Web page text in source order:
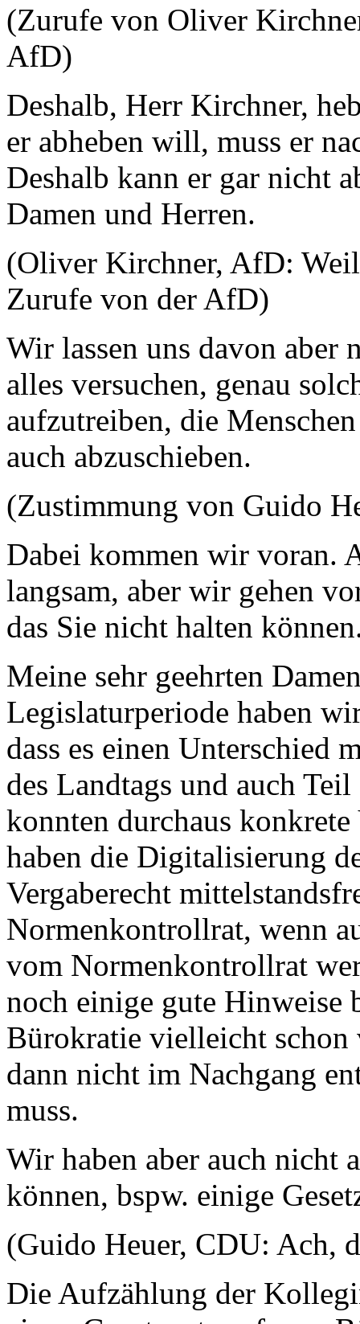
(Zurufe von Oliver
AfD)
Deshalb, Herr Kirchner,
er abheben will, muss er
Deshalb kann er gar nicht
Damen und Herren.
(Oliver Kirchner, AfD:
Zurufe von der AfD)
Wir lassen uns davon aber
alles versuchen, genau
aufzutreiben, die
auch abzuschieben.
(Zustimmung von Guido
Dabei kommen wir voran.
langsam, aber wir gehen
das Sie nicht halten
Meine sehr geehrten
Legislaturperiode haben
dass es einen Unterschied
des Landtags und auch
konnten durchaus
haben die Digitalisierung
Vergaberecht
Normenkontrollrat, wenn
vom Normenkontrollrat
noch einige gute Hinweise
Bürokratie vielleicht schon
dann nicht im Nachgang
muss.
Wir haben aber auch nicht
können, bspw. einige
(Guido Heuer, CDU: Ach,
Die Aufzählung der